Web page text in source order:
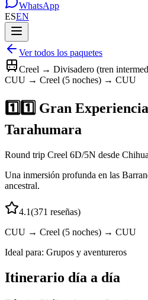
WhatsApp
ESEN
Ver todos los paquetes
Creel → Divisadero (tren
CUU → Creel (5 noches) → CUU
1️⃣1️⃣ Gran
Tarahumara
Round trip Creel 6D/5N desde
Una inmersión profunda en las
ancestral.
4.1(371 reseñas)
CUU → Creel (5 noches) → CUU
Ideal para: Grupos y aventureros
Itinerario día a día